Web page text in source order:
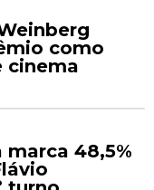
como
cinema
48,5%